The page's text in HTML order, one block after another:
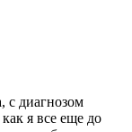
с диагнозом
я все еще до